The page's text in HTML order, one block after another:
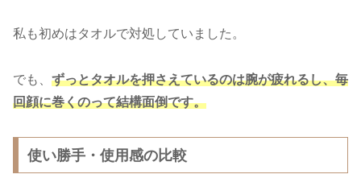
私も初めはタオルで対処していました。
でも、 ずっとタオルを押さえているのは腕が疲れるし、毎
回顔に巻くのって結構面倒です。
使い勝手・使用感の比較